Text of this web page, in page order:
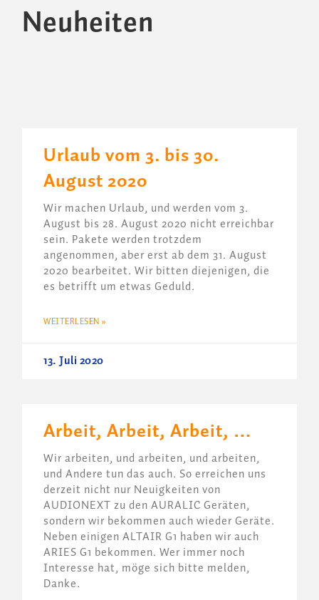
Neuheiten
Urlaub vom 3. bis 30.
August 2020
Wir machen Urlaub, und werden vom 3.
August bis 28. August 2020 nicht erreichbar
sein. Pakete werden trotzdem
angenommen, aber erst ab dem 31. August
2020 bearbeitet. Wir bitten diejenigen, die
es betrifft um etwas Geduld.
WEITERLESEN »
13. Juli 2020
Arbeit, Arbeit, Arbeit, …
Wir arbeiten, und arbeiten, und arbeiten,
und Andere tun das auch. So erreichen uns
derzeit nicht nur Neuigkeiten von
AUDIONEXT zu den AURALIC Geräten,
sondern wir bekommen auch wieder Geräte.
Neben einigen ALTAIR G1 haben wir auch
ARIES G1 bekommen. Wer immer noch
Interesse hat, möge sich bitte melden,
Danke.